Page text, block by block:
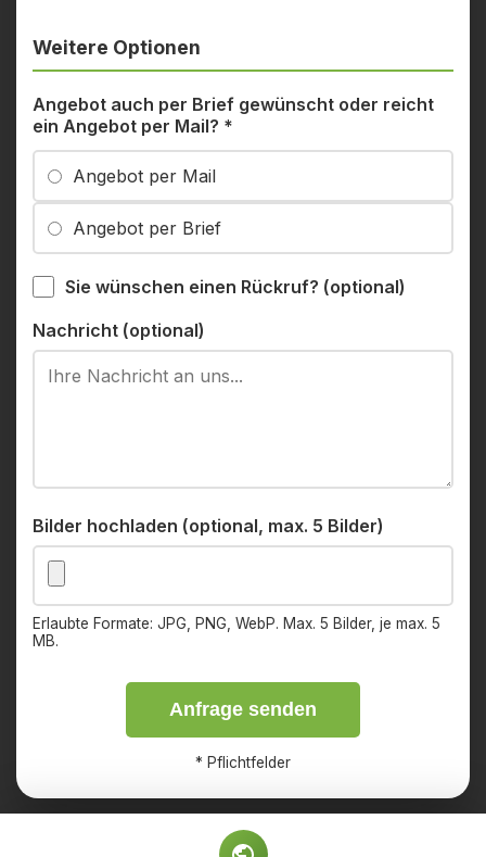
Weitere Optionen
Angebot auch per Brief gewünscht oder reicht
ein Angebot per Mail? *
Angebot per Mail
Angebot per Brief
Sie wünschen einen Rückruf? (optional)
Nachricht (optional)
Bilder hochladen (optional, max. 5 Bilder)
Erlaubte Formate: JPG, PNG, WebP. Max. 5 Bilder, je max. 5
MB.
Anfrage senden
* Pflichtfelder